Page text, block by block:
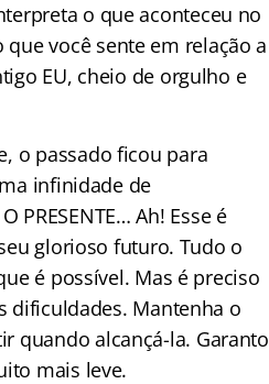
o que aconteceu no
que você sente em relação a
EU, cheio de orgulho e
o passado ficou para
infinidade de
Ah! Esse é
glorioso futuro. Tudo o
é possível. Mas é preciso
dificuldades. Mantenha o
quando alcançá-la. Garanto
mais leve.